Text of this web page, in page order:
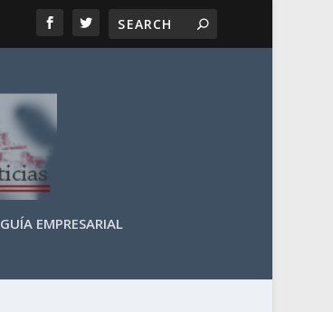
GUÍA EMPRESARIAL